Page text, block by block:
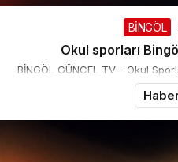
BİNGÖL
Okul sporları
BİNGÖL GÜNCEL TV - Okul